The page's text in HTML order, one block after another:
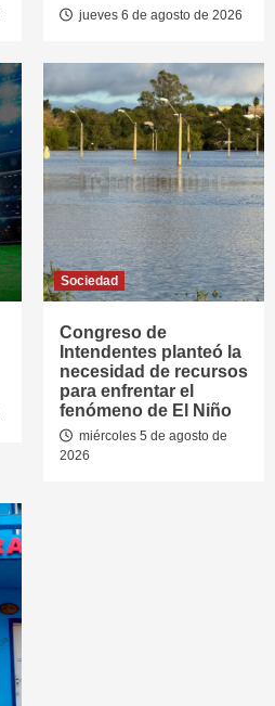
jueves 6 de agosto de 2026
Sociedad
Congreso de
Intendentes planteó la
necesidad de recursos
para enfrentar el
fenómeno de El Niño
miércoles 5 de agosto de
2026